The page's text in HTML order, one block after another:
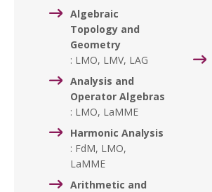
Algebraic
Topology and
Geometry
: LMO, LMV, LAG
Analysis and
Operator Algebras
: LMO, LaMME
Harmonic Analysis
: FdM, LMO,
LaMME
Arithmetic and